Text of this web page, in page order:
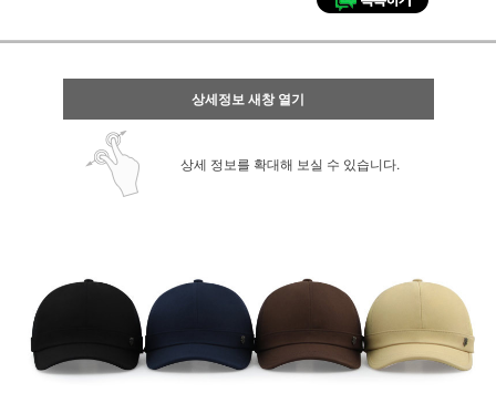
상세정보 새창 열기
상세 정보를 확대해 보실 수 있습니다.